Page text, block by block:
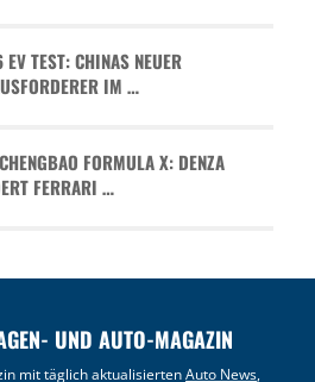
EV TEST: CHINAS NEUER
IM …
FORMULA X: DENZA
FERRARI …
UND AUTO-MAGAZIN
mit täglich aktualisiertenAuto News,